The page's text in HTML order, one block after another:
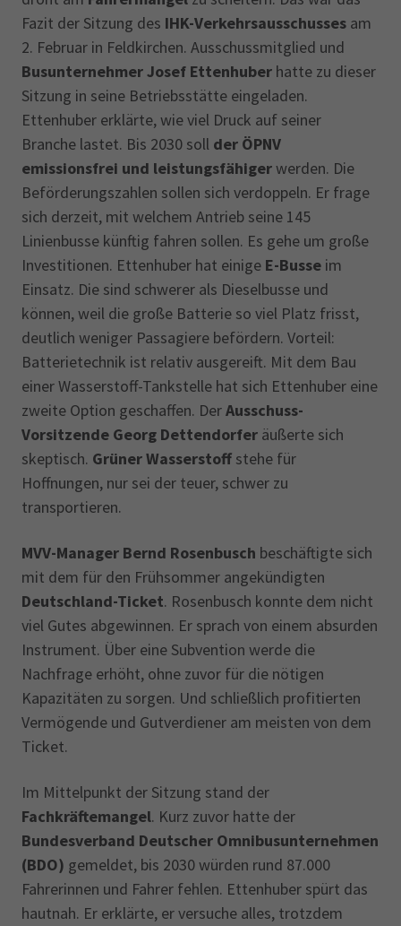
Fazit der Sitzung des IHK-Verkehrsausschusses am
2. Februar in Feldkirchen. Ausschussmitglied und
Busunternehmer Josef Ettenhuber hatte zu dieser
Sitzung in seine Betriebsstätte eingeladen.
Ettenhuber erklärte, wie viel Druck auf seiner
Branche lastet. Bis 2030 soll der ÖPNV
emissionsfrei und leistungsfähigerwerden. Die
Beförderungszahlen sollen sich verdoppeln. Er frage
sich derzeit, mit welchem Antrieb seine 145
Linienbusse künftig fahren sollen. Es gehe um große
Investitionen. Ettenhuber hat einige E-Busse im
Einsatz. Die sind schwerer als Dieselbusse und
können, weil die große Batterie so viel Platz frisst,
deutlich weniger Passagiere befördern. Vorteil:
Batterietechnik ist relativ ausgereift. Mit dem Bau
einer Wasserstoff-Tankstelle hat sich Ettenhuber eine
zweite Option geschaffen. DerAusschuss-
Vorsitzende Georg Dettendorfer äußerte sich
skeptisch. Grüner Wasserstoff stehe für
Hoffnungen, nur sei der teuer, schwer zu
transportieren.
MVV-Manager Bernd Rosenbusch beschäftigte sich
mit dem für den Frühsommer angekündigten
Deutschland-Ticket. Rosenbusch konnte dem nicht
viel Gutes abgewinnen. Er sprach von einem absurden
Instrument. Über eine Subvention werde die
Nachfrage erhöht, ohne zuvor für die nötigen
Kapazitäten zu sorgen. Und schließlich profitierten
Vermögende und Gutverdiener am meisten von dem
Ticket.
Im Mittelpunkt der Sitzung stand der
Fachkräftemangel. Kurz zuvor hatte der
Bundesverband Deutscher Omnibusunternehmen
(BDO) gemeldet, bis 2030 würden rund 87.000
Fahrerinnen und Fahrer fehlen. Ettenhuber spürt das
hautnah. Er erklärte, er versuche alles, trotzdem